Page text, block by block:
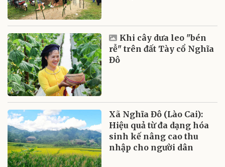
Khi cây dưa leo "bén
rễ" trên đất Tày cổ Nghĩa
Đô
Xã Nghĩa Đô (Lào Cai):
Hiệu quả từ đa dạng hóa
sinh kế nâng cao thu
nhập cho người dân